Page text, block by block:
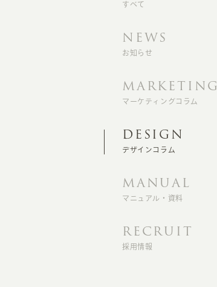
すべて
NEWS
お知らせ
MARKETING
マーケティングコラム
DESIGN
デザインコラム
MANUAL
マニュアル・資料
RECRUIT
採用情報